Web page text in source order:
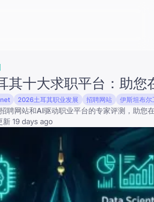
其十大求职平台：助您
2026土耳其职业发展 招聘网站 伊斯坦布尔
聘网站和AI驱动职业平台的专家评测，助您
19 days ago